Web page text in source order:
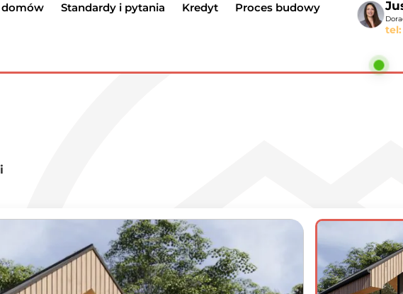
domów Standardy i pytania Kredyt Proces budowy
tel: